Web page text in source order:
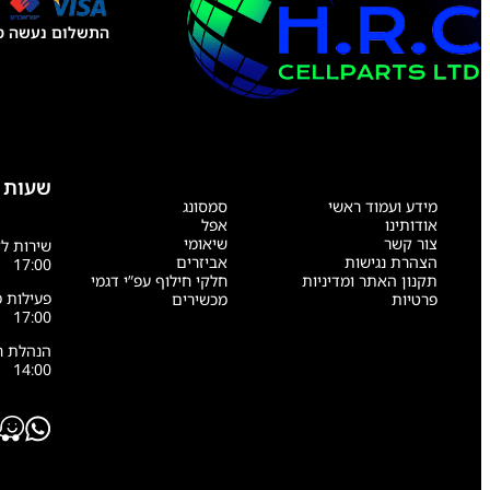
התשלום נעשה
מידע ועמוד ראשי
אודותינו
צור קשר
הצהרת נגישות
תקנון האתר ומדיניות
פרטיות
סמסונג
אפל
שיאומי
אביזרים
חלקי חילוף עפ”י דגמי
מכשירים
שעות
17:00
17:00
14:00